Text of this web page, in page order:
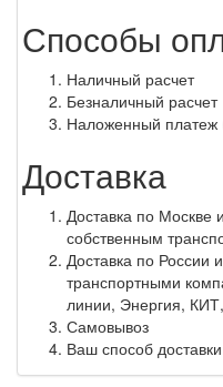
Способы
Наличный расчет
Безналичный расчет
Наложенный платеж
Доставка
Доставка по Москве
собственным
Доставка по России
транспортными
линии, Энергия,
Самовывоз
Ваш способ